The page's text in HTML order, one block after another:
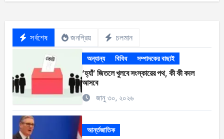
সর্বশেষ জনপ্রিয় চলমান
অন্যান্য বিবিধ সম্পাদকের বাছাই
‘হ্যাঁ’ জিতলে খুলবে সংস্কারের পথ, কী কী বদল
আসবে
জানু ৩০, ২০২৬
আর্ন্তজাতিক